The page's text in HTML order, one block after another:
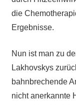
die
Ergebnisse.
Nun ist man zu
Lakhovskys
bahnbrechende
nicht anerkannte